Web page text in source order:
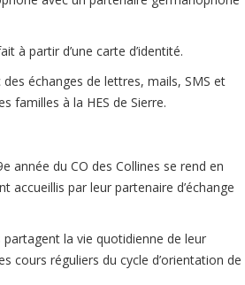
à partir d’une carte d’identité.
des échanges de lettres, mails, SMS et
familles à la HES de Sierre.
année du CO des Collines se rend en
accueillis par leur partenaire d’échange
la vie quotidienne de leur
cours réguliers du cycle d’orientation de